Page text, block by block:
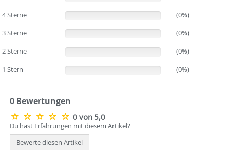
4 Sterne
(0%)
3 Sterne
(0%)
2 Sterne
(0%)
1 Stern
(0%)
0 Bewertungen
0 von 5,0
Du hast Erfahrungen mit diesem Artikel?
Bewerte diesen Artikel